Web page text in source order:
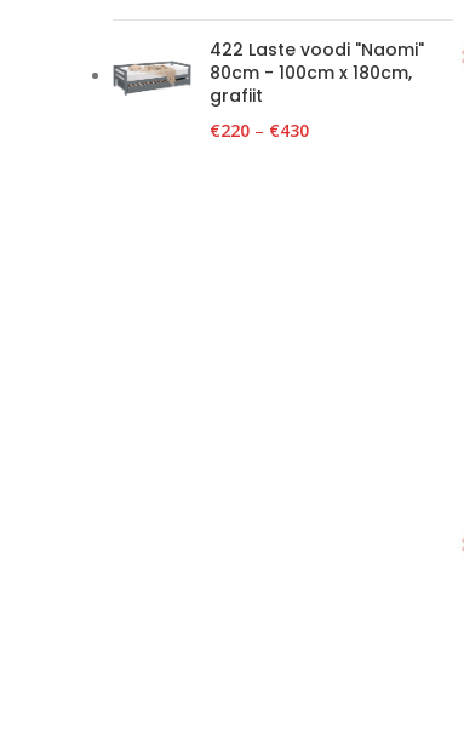
422 Laste voodi "Naomi"
80cm - 100cm x 180cm,
grafiit
€220 – €430